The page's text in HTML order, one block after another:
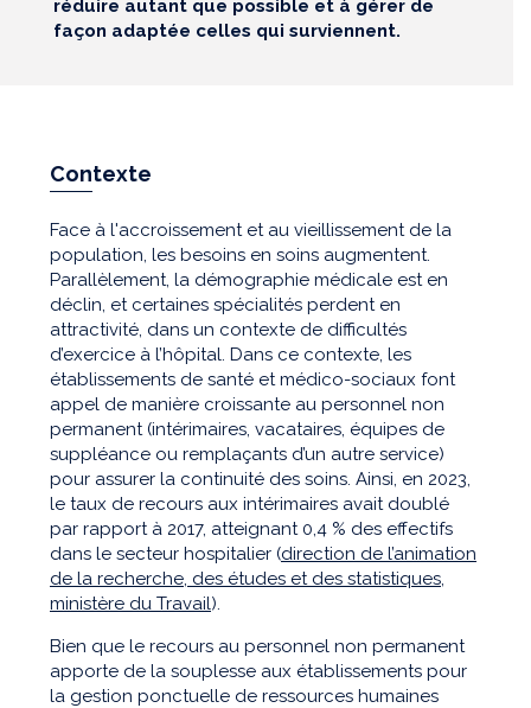
réduire autant que possible et à gérer de
façon adaptée celles qui surviennent.
Contexte
Face à l'accroissement et au vieillissement de la
population, les besoins en soins augmentent.
Parallèlement, la démographie médicale est en
déclin, et certaines spécialités perdent en
attractivité, dans un contexte de difficultés
d’exercice à l’hôpital. Dans ce contexte, les
établissements de santé et médico-sociaux font
appel de manière croissante au personnel non
permanent (intérimaires, vacataires, équipes de
suppléance ou remplaçants d’un autre service)
pour assurer la continuité des soins. Ainsi, en 2023,
le taux de recours aux intérimaires avait doublé
par rapport à 2017, atteignant 0,4 % des effectifs
dans le secteur hospitalier (direction de l’animation
de la recherche, des études et des statistiques,
ministère du Travail).
Bien que le recours au personnel non permanent
apporte de la souplesse aux établissements pour
la gestion ponctuelle de ressources humaines